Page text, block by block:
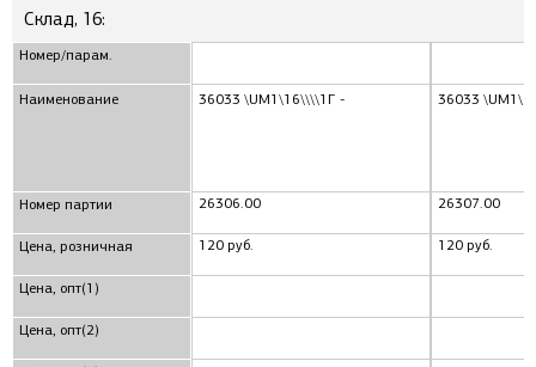
Склад, 16:
Номер/парам.
Наименование
Номер партии
Цена, розничная
Цена, опт(1)
Цена, опт(2)
36033 \UM1\16\\\\1Г -
26306.00
120 руб.
36033
26307.00
120 руб.